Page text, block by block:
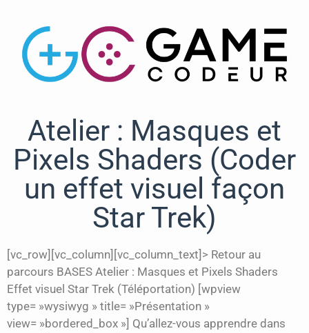
Atelier : Masques et
Pixels Shaders (Coder
un effet visuel façon
Star Trek)
[vc_row][vc_column][vc_column_text]> Retour au
parcours BASES Atelier : Masques et Pixels Shaders
Effet visuel Star Trek (Téléportation) [wpview
type= »wysiwyg » title= »Présentation »
view= »bordered_box »] Qu’allez-vous apprendre dans